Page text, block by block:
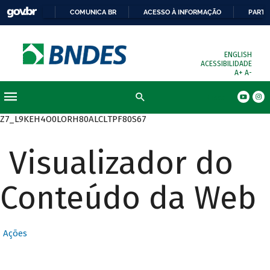
COMUNICA BR ACESSO À INFORMAÇÃO
ENGLISH
ACESSIBILIDADE
A+ A-
Z7_L9KEH4O0LORH80ALCLTPF80S67
Visualizador do
Conteúdo da Web
Ações